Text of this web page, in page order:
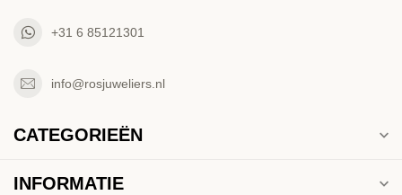
+31 6 85121301
info@rosjuweliers.nl
CATEGORIEËN
INFORMATIE